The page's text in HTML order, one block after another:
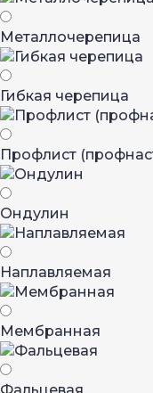
Металло­черепица
Гибкая черепица
Профлист
Ондулин
Наплавляемая
Мембранная